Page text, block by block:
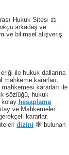
Hukuk Sitesi ⚖️
arkadaş ve
ve bilimsel alışveriş
ile hukuk dallarına
mahkeme kararları,
kararları ile
sözlüğü, hukuk
kolay hesaplama
ve Mahkemeler
kararlar,
dizini 🕸 bulunan